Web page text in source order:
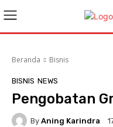
Beranda Bisnis
BISNIS NEWS
Pengobatan
By Aning Karindra